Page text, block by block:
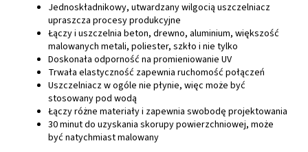
Jednoskładnikowy, utwardzany wilgocią uszczelniacz
upraszcza procesy produkcyjne
Łączy i uszczelnia beton, drewno, aluminium, większość
malowanych metali, poliester, szkło i nie tylko
Doskonała odporność na promieniowanie UV
Trwała elastyczność zapewnia ruchomość połączeń
Uszczelniacz w ogóle nie płynie, więc może być
stosowany pod wodą
Łączy różne materiały i zapewnia swobodę projektowania
30 minut do uzyskania skorupy powierzchniowej, może
być natychmiast malowany